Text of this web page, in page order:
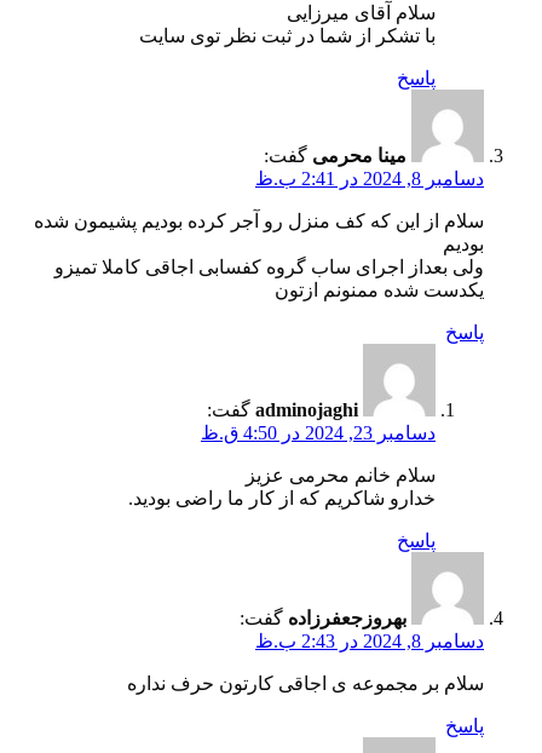
سلام آقای میرزایی
با تشکر از شما در ثبت نظر توی سایت
پاسخ
مینا محرمی گفت:
دسامبر 8, 2024 در 2:41 ب.ظ
سلام از این که کف منزل رو آجر کرده بودیم پشیمون شده
بودیم
ولی بعداز اجرای ساب گروه کفسابی اجاقی کاملا تمیزو
یکدست شده ممنونم ازتون
پاسخ
adminojaghi گفت:
دسامبر 23, 2024 در 4:50 ق.ظ
سلام خانم محرمی عزیز
خدارو شاکریم که از کار ما راضی بودید.
پاسخ
بهروزجعفرزاده گفت:
دسامبر 8, 2024 در 2:43 ب.ظ
سلام بر مجموعه ی اجاقی کارتون حرف نداره
پاسخ